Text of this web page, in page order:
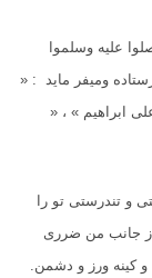
علیه وسلموا
ومیفر ماید : «
ابراهیم » ، «
و تندرستی تو را
جانب من ضرری
كینه ورز و دشمن.